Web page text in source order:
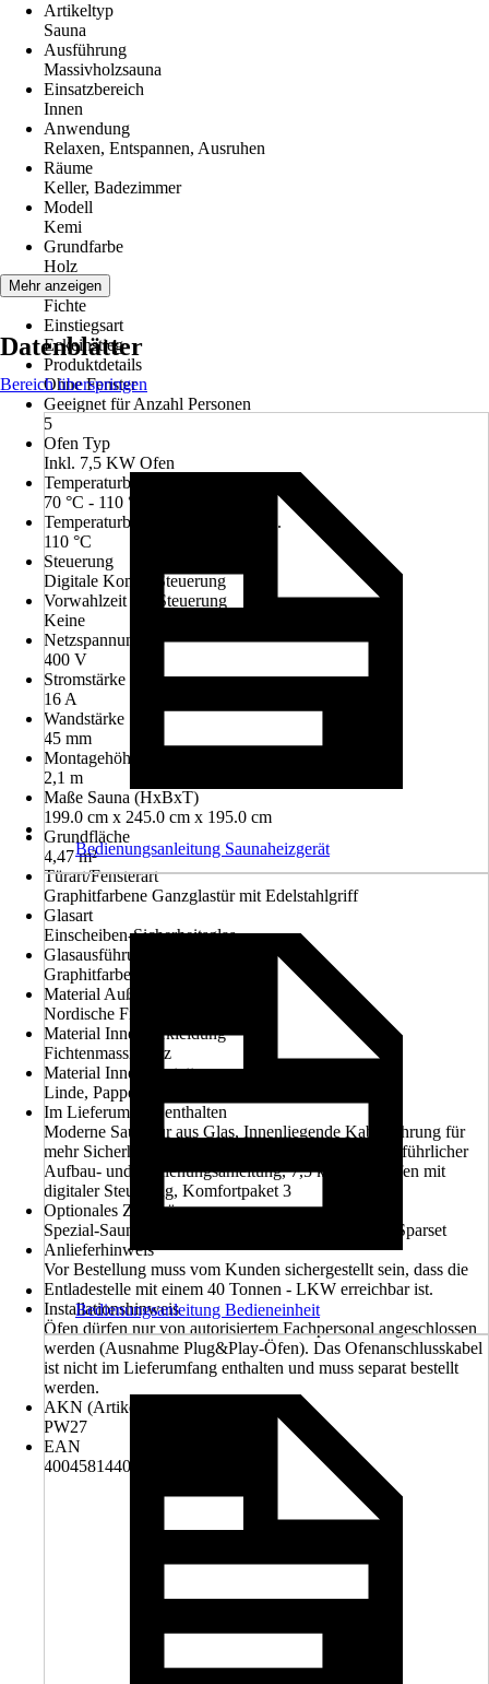
Artikeltyp
Sauna
Ausführung
Massivholzsauna
Einsatzbereich
Innen
Anwendung
Relaxen, Entspannen, Ausruhen
Räume
Keller, Badezimmer
Modell
Kemi
Grundfarbe
Holz
Farbton
Fichte
Einstiegsart
Eckeinstieg
Produktdetails
Ohne Fenster
Geeignet für Anzahl Personen
5
Ofen Typ
Inkl. 7,5 KW Ofen
Temperaturbereich Ofen
70 °C - 110 °C
Temperaturbereich Sauna bis max.
110 °C
Steuerung
Digitale Kombi-Steuerung
Vorwahlzeit der Steuerung
Keine
Netzspannung
400 V
Stromstärke in Ampere
16 A
Wandstärke
45 mm
Montagehöhe
2,1 m
Maße Sauna (HxBxT)
199.0 cm x 245.0 cm x 195.0 cm
Grundfläche
4,47 m²
Türart/Fensterart
Graphitfarbene Ganzglastür mit Edelstahlgriff
Glasart
Einscheiben-Sicherheitsglas
Glasausführung
Graphitfarben
Material Außenverkleidung
Nordische Fichte
Material Innenverkleidung
Fichtenmassivholz
Material Innenausstattung
Linde, Pappel
Im Lieferumfang enthalten
Moderne Saunatür aus Glas, Innenliegende Kabelführung für
mehr Sicherheit, Inklusive Montagematerial und ausführlicher
Aufbau- und Bedienungsanleitung, 7,5 kW Saunaofen mit
digitaler Steuerung, Komfortpaket 3
Optionales Zubehör
Spezial-Saunaleuchten-Set, Aufgusskonzentrat-3er Sparset
Anlieferhinweis
Vor Bestellung muss vom Kunden sichergestellt sein, dass die
Entladestelle mit einem 40 Tonnen - LKW erreichbar ist.
Installationshinweis
Öfen dürfen nur von autorisiertem Fachpersonal angeschlossen
werden (Ausnahme Plug&Play-Öfen). Das Ofenanschlusskabel
ist nicht im Lieferumfang enthalten und muss separat bestellt
werden.
AKN (Artikelkurznummer)
PW27
EAN
4004581440664
Mehr anzeigen
Datenblätter
Bereich überspringen
Bedienungsanleitung Saunaheizgerät
Bedienungsanleitung Bedieneinheit